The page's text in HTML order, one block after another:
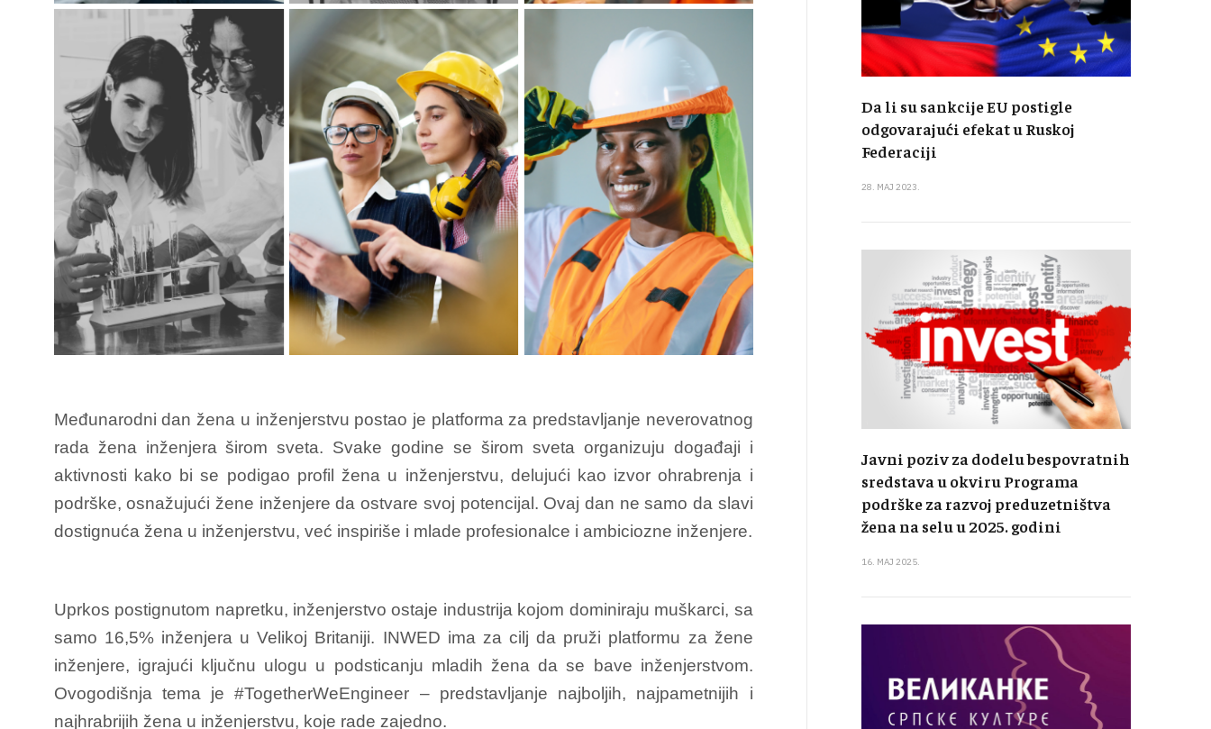
Međunarodni dan žena u inženjerstvu postao je platforma za predstavljanje neverovatnog
rada žena inženjera širom sveta. Svake godine se širom sveta organizuju događaji i
aktivnosti kako bi se podigao profil žena u inženjerstvu, delujući kao izvor ohrabrenja i
podrške, osnažujući žene inženjere da ostvare svoj potencijal. Ovaj dan ne samo da slavi
dostignuća žena u inženjerstvu, već inspiriše i mlade profesionalce i ambiciozne inženjere.
Uprkos postignutom napretku, inženjerstvo ostaje industrija kojom dominiraju muškarci, sa
samo 16,5% inženjera u Velikoj Britaniji. INWED ima za cilj da pruži platformu za žene
inženjere, igrajući ključnu ulogu u podsticanju mladih žena da se bave inženjerstvom.
Ovogodišnja tema je #TogetherWeEngineer – predstavljanje najboljih, najpametnijih i
najhrabrijih žena u inženjerstvu, koje rade zajedno.
Da li su sankcije EU postigle
odgovarajući efekat u Ruskoj
Federaciji
28. MAJ 2023.
Javni poziv za dodelu bespovratnih
sredstava u okviru Programa
podrške za razvoj preduzetništva
žena na selu u 2025. godini
16. MAJ 2025.